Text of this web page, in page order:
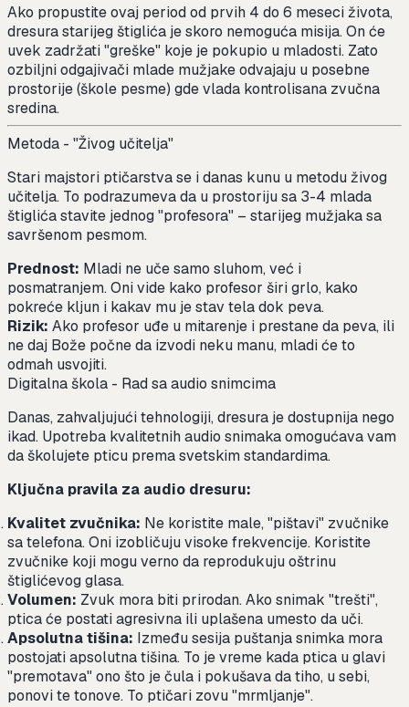
Ako propustite ovaj period od prvih 4 do 6 meseci života,
dresura starijeg štiglića je skoro nemoguća misija. On će
uvek zadržati "greške" koje je pokupio u mladosti. Zato
ozbiljni odgajivači mlade mužjake odvajaju u posebne
prostorije (škole pesme) gde vlada kontrolisana zvučna
sredina.
Metoda - "Živog učitelja"
Stari majstori ptičarstva se i danas kunu u metodu živog
učitelja. To podrazumeva da u prostoriju sa 3-4 mlada
štiglića stavite jednog "profesora" – starijeg mužjaka sa
savršenom pesmom.
Prednost: Mladi ne uče samo sluhom, već i
posmatranjem. Oni vide kako profesor širi grlo, kako
pokreće kljun i kakav mu je stav tela dok peva.
Rizik: Ako profesor uđe u mitarenje i prestane da peva, ili
ne daj Bože počne da izvodi neku manu, mladi će to
odmah usvojiti.
Digitalna škola - Rad sa audio snimcima
Danas, zahvaljujući tehnologiji, dresura je dostupnija nego
ikad. Upotreba kvalitetnih audio snimaka omogućava vam
da školujete pticu prema svetskim standardima.
Ključna pravila za audio dresuru:
Kvalitet zvučnika: Ne koristite male, "pištavi" zvučnike
sa telefona. Oni izobličuju visoke frekvencije. Koristite
zvučnike koji mogu verno da reprodukuju oštrinu
štiglićevog glasa.
Volumen: Zvuk mora biti prirodan. Ako snimak "trešti",
ptica će postati agresivna ili uplašena umesto da uči.
Apsolutna tišina: Između sesija puštanja snimka mora
postojati apsolutna tišina. To je vreme kada ptica u glavi
"premotava" ono što je čula i pokušava da tiho, u sebi,
ponovi te tonove. To ptičari zovu "mrmljanje".